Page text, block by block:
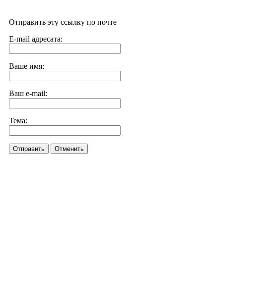
Отправить эту ссылку по почте
E-mail адресата:
Ваше имя:
Ваш e-mail:
Тема:
Отправить Отменить